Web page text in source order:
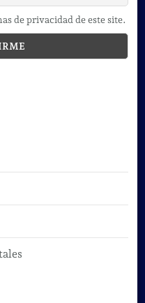
de privacidad de este site.